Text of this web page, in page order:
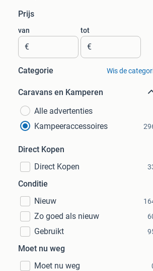
Prijs
van
€
tot
€
Categorie Wis de
Caravans en Kamperen
Alle advertenties
Kampeeraccessoires
Direct Kopen
Direct Kopen
Conditie
Nieuw
Zo goed als nieuw
Gebruikt
Moet nu weg
Moet nu weg